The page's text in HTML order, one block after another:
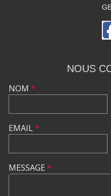
NOUS
NOM *
EMAIL*
MESSAGE *